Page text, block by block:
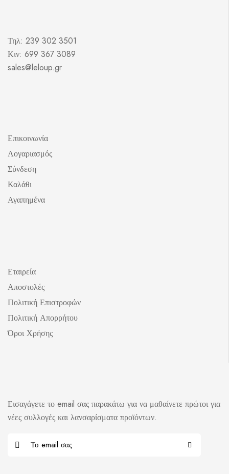
Τηλ: 239 302 3501
Κιν: 699 367 3089
sales@leloup.gr
Επικοινωνία
Λογαριασμός
Σύνδεση
Καλάθι
Αγαπημένα
Εταιρεία
Αποστολές
Πολιτική Επιστροφών
Πολιτική Απορρήτου
Όροι Χρήσης
Εισαγάγετε το email σας παρακάτω για να μαθαίνετε πρώτοι για
νέες συλλογές και λανσαρίσματα προϊόντων.